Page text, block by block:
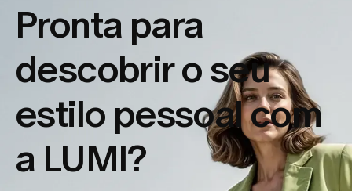
Pronta para
descobrir o seu
estilo pessoal com
a LUMI?